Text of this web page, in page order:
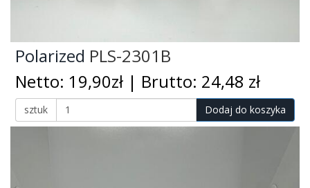
Polarized PLS-2301B
Netto: 19,90zł | Brutto: 24,48 zł
sztuk Dodaj do koszyka